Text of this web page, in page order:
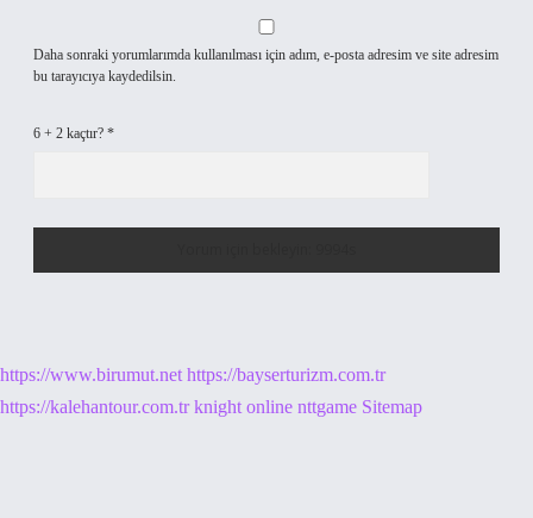
Daha sonraki yorumlarımda kullanılması için adım, e-posta adresim ve site adresim
bu tarayıcıya kaydedilsin.
6 + 2 kaçtır? *
https://www.birumut.net https://bayserturizm.com.tr
https://kalehantour.com.tr knight online nttgame Sitemap